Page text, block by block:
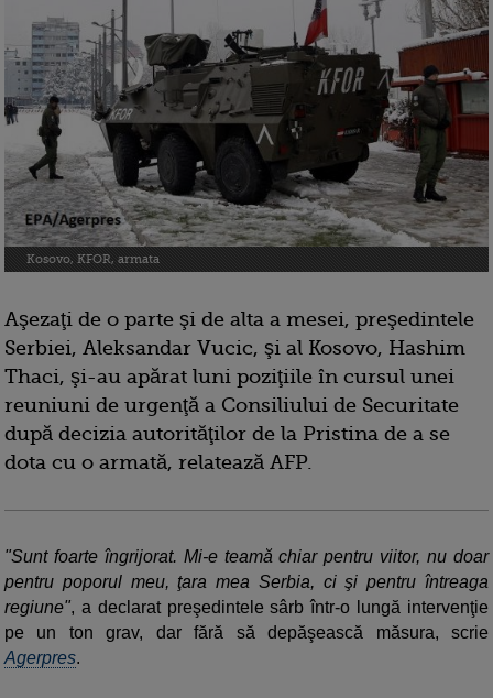
Kosovo, KFOR, armata
Aşezaţi de o parte şi de alta a mesei, preşedintele
Serbiei, Aleksandar Vucic, şi al Kosovo, Hashim
Thaci, şi-au apărat luni poziţiile în cursul unei
reuniuni de urgenţă a Consiliului de Securitate
după decizia autorităţilor de la Pristina de a se
dota cu o armată, relatează AFP.
"Sunt foarte îngrijorat. Mi-e teamă chiar pentru viitor, nu doar
pentru poporul meu, ţara mea Serbia, ci şi pentru întreaga
regiune", a declarat preşedintele sârb într-o lungă intervenţie
pe un ton grav, dar fără să depăşească măsura, scrie
Agerpres.